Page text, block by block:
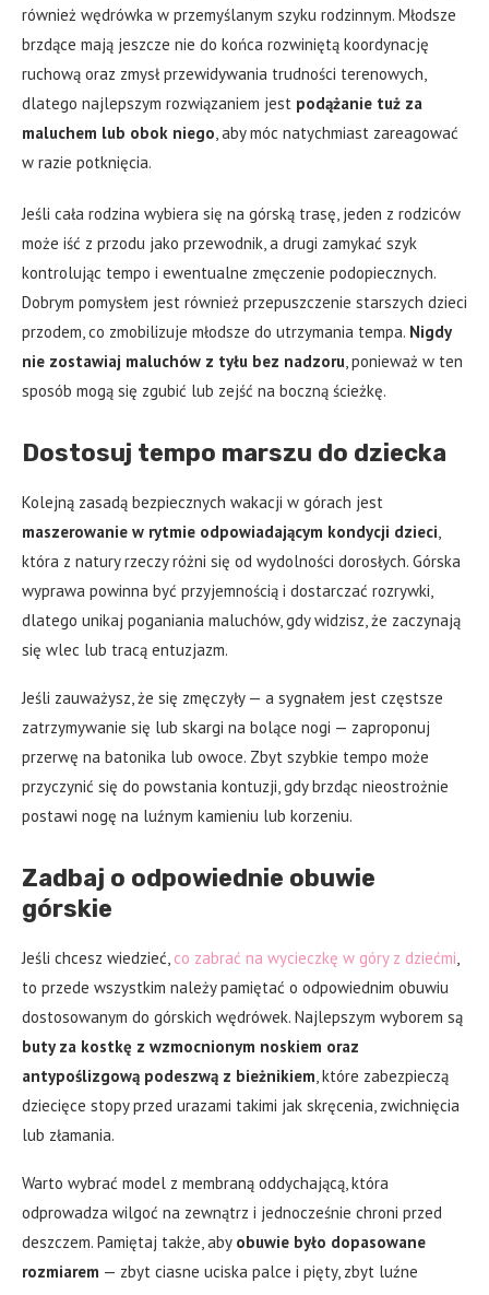
również wędrówka w przemyślanym szyku rodzinnym. Młodsze
brzdące mają jeszcze nie do końca rozwiniętą koordynację
ruchową oraz zmysł przewidywania trudności terenowych,
dlatego najlepszym rozwiązaniem jest podążanie tuż za
maluchem lub obok niego, aby móc natychmiast zareagować
w razie potknięcia.
Jeśli cała rodzina wybiera się na górską trasę, jeden z rodziców
może iść z przodu jako przewodnik, a drugi zamykać szyk
kontrolując tempo i ewentualne zmęczenie podopiecznych.
Dobrym pomysłem jest również przepuszczenie starszych dzieci
przodem, co zmobilizuje młodsze do utrzymania tempa. Nigdy
nie zostawiaj maluchów z tyłu bez nadzoru, ponieważ w ten
sposób mogą się zgubić lub zejść na boczną ścieżkę.
Dostosuj tempo marszu do dziecka
Kolejną zasadą bezpiecznych wakacji w górach jest
maszerowanie w rytmie odpowiadającym kondycji dzieci,
która z natury rzeczy różni się od wydolności dorosłych. Górska
wyprawa powinna być przyjemnością i dostarczać rozrywki,
dlatego unikaj poganiania maluchów, gdy widzisz, że zaczynają
się wlec lub tracą entuzjazm.
Jeśli zauważysz, że się zmęczyły — a sygnałem jest częstsze
zatrzymywanie się lub skargi na bolące nogi — zaproponuj
przerwę na batonika lub owoce. Zbyt szybkie tempo może
przyczynić się do powstania kontuzji, gdy brzdąc nieostrożnie
postawi nogę na luźnym kamieniu lub korzeniu.
Zadbaj o odpowiednie obuwie
górskie
Jeśli chcesz wiedzieć, co zabrać na wycieczkę w góry z dziećmi,
to przede wszystkim należy pamiętać o odpowiednim obuwiu
dostosowanym do górskich wędrówek. Najlepszym wyborem są
buty za kostkę z wzmocnionym noskiem oraz
antypoślizgową podeszwą z bieżnikiem, które zabezpieczą
dziecięce stopy przed urazami takimi jak skręcenia, zwichnięcia
lub złamania.
Warto wybrać model z membraną oddychającą, która
odprowadza wilgoć na zewnątrz i jednocześnie chroni przed
deszczem. Pamiętaj także, aby obuwie było dopasowane
rozmiarem — zbyt ciasne uciska palce i pięty, zbyt luźne